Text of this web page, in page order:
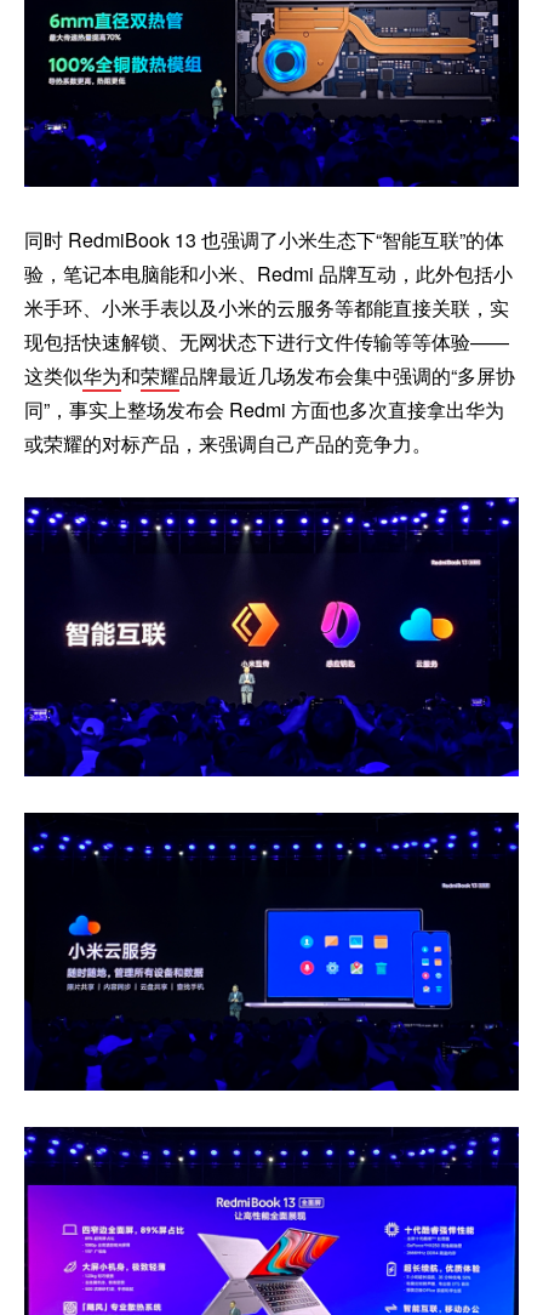
同时 RedmiBook 13 也强调了小米生态下“智能互联”的体
验，笔记本电脑能和小米、Redmi 品牌互动，此外包括小
米手环、小米手表以及小米的云服务等都能直接关联，实
现包括快速解锁、无网状态下进行文件传输等等体验——
这类似华为和荣耀品牌最近几场发布会集中强调的“多屏协
同”，事实上整场发布会 Redmi 方面也多次直接拿出华为
或荣耀的对标产品，来强调自己产品的竞争力。